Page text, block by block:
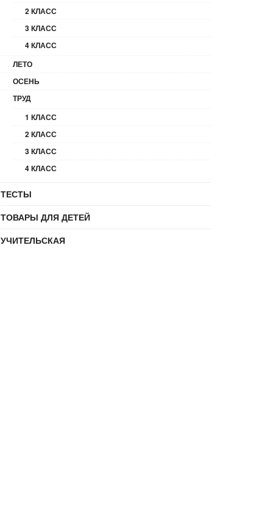
2 КЛАСС
3 КЛАСС
4 КЛАСС
ЛЕТО
ОСЕНЬ
ТРУД
1 КЛАСС
2 КЛАСС
3 КЛАСС
4 КЛАСС
ТЕСТЫ
ТОВАРЫ ДЛЯ ДЕТЕЙ
УЧИТЕЛЬСКАЯ